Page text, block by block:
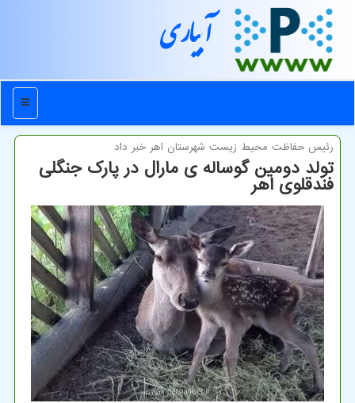
آبیاری
منو
رئیس حفاظت محیط زیست شهرستان اهر خبر داد
تولد دومین گوساله ی مارال در پارک جنگلی
فندقلوی اهر